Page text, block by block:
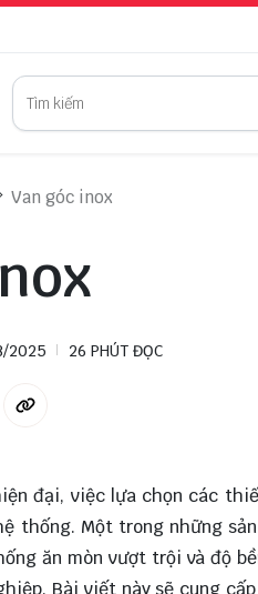
Van góc inox
2025 26 PHÚT ĐỌC
đại, việc lựa chọn các
thống. Một trong những
ăn mòn vượt trội và độ
Bài viết này sẽ cung cấp